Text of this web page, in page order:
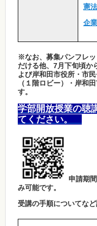
憲
企
※なお、募集パンフレ
だける他、7月下旬頃か
よび岸和田市役所・市
（１階ロビー）・岸和
す。
学部開放授業の聴
てください。
申請期
み可能です。
受講の手順についてなど